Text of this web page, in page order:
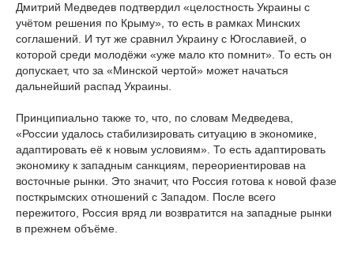
Дмитрий Медведев подтвердил «целостность Украины с
учётом решения по Крыму», то есть в рамках Минских
соглашений. И тут же сравнил Украину с Югославией, о
которой среди молодёжи «уже мало кто помнит». То есть он
допускает, что за «Минской чертой» может начаться
дальнейший распад Украины.
Принципиально также то, что, по словам Медведева,
«России удалось стабилизировать ситуацию в экономике,
адаптировать её к новым условиям». То есть адаптировать
экономику к западным санкциям, переориентировав на
восточные рынки. Это значит, что Россия готова к новой фазе
посткрымских отношений с Западом. После всего
пережитого, Россия вряд ли возвратится на западные рынки
в прежнем объёме.